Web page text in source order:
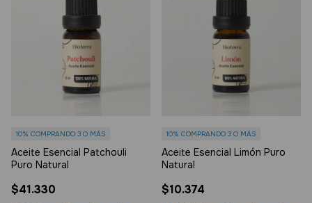
Aceite Esencial Patchouli
Puro Natural
$41.330
10% COMPRANDO 3 O MÁS
Aceite Esencial Limón Puro
Natural
$10.374
10% COMPRANDO 3 O MÁS